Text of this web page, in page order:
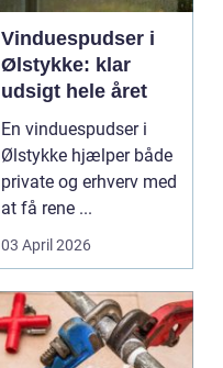
Vinduespudser i
Ølstykke: klar
udsigt hele året
En vinduespudser i
Ølstykke hjælper både
private og erhverv med
at få rene ...
03 April 2026